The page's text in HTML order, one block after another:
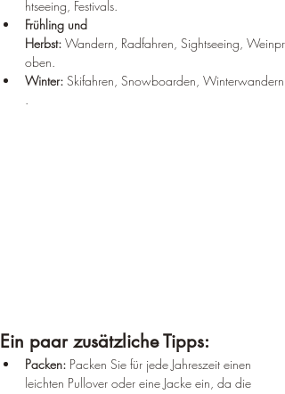
htseeing, Festivals.
Frühling und
Herbst: Wandern, Radfahren, Sightseeing, Weinpr
oben.
Winter: Skifahren, Snowboarden, Winterwandern
.
Ein paar zusätzliche Tipps:
Packen: Packen Sie für jede Jahreszeit einen
leichten Pullover oder eine Jacke ein, da die